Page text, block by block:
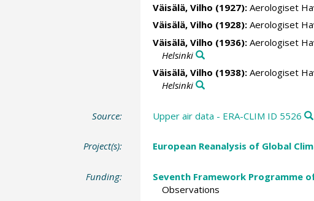
Väisälä, Vilho (1927):Aerologiset
Väisälä, Vilho (1928):Aerologiset
Väisälä, Vilho (1936):Aerologiset
Helsinki
Väisälä, Vilho (1938):Aerologiset
Helsinki
Source: Upper air data - ERA-CLIM ID 5526
Project(s): European Reanalysis of Global
Funding: Seventh Framework Programme
Observations